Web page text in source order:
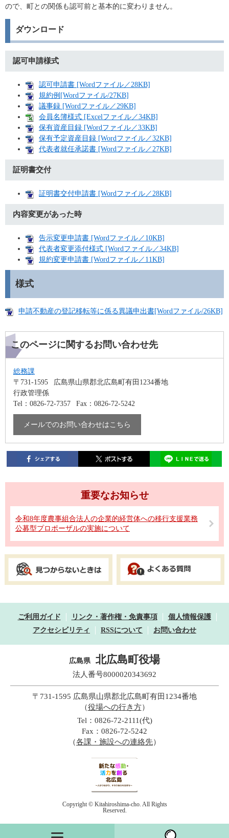
ので、町との関係も認可前と基本的に変わりません。
ダウンロード
認可申請様式
認可申請書 [Wordファイル／28KB]
規約例[Wordファイル/27KB]
議事録 [Wordファイル／29KB]
会員名簿様式 [Excelファイル／34KB]
保有資産目録 [Wordファイル／33KB]
保有予定資産目録 [Wordファイル／32KB]
代表者就任承諾書 [Wordファイル／27KB]
証明書交付
証明書交付申請書 [Wordファイル／28KB]
内容変更があった時
告示変更申請書 [Wordファイル／10KB]
代表者変更添付様式 [Wordファイル／34KB]
規約変更申請書 [Wordファイル／11KB]
様式
申請不動産の登記移転等に係る異議申出書[Wordファイル/26KB]
このページに関するお問い合わせ先
総務課
〒731-1595
広島県山県郡北広島町有田1234番地
行政管理係
Tel：0826-72-7357
Fax：0826-72-5242
メールでのお問い合わせはこちら
重要なお知らせ
令和8年度農事組合法人の企業的経営体への移行支援業務
公募型プロポーザルの実施について
ご利用ガイド リンク・著作権・免責事項
個人情報保護
アクセシビリティ
RSSについて お問い合わせ
広島県 北広島町役場
法人番号8000020343692
〒731-1595 広島県山県郡北広島町有田1234番地
（役場への行き方）
Tel：0826-72-2111(代)
Fax：0826-72-5242
（各課・施設への連絡先）
Copyright © Kitahiroshima-cho. All Rights
Reserved.